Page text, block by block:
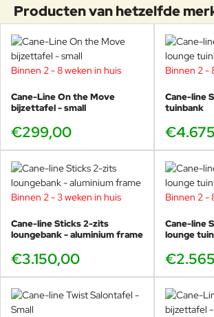
Producten van hetzelfde
Binnen 2 - 8 weken in huis
Cane-Line On the Move
bijzettafel - small
€299,00
Binnen 2 -
Cane-line
tuinbank
Binnen 2 - 3 weken in huis
Cane-line Sticks 2-zits
loungebank - aluminium frame
€3.150,00
Binnen 2 -
Cane-line
lounge